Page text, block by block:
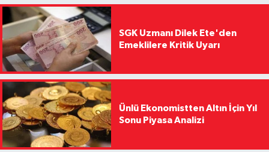
SGK Uzmanı Dilek Ete'den
Emeklilere Kritik Uyarı
Ünlü Ekonomistten Altın İçin Yıl
Sonu Piyasa Analizi